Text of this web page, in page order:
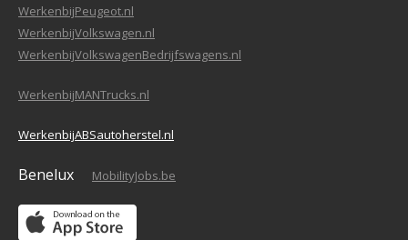
WerkenbijPeugeot.nl
WerkenbijVolkswagen.nl
WerkenbijVolkswagenBedrijfswagens.nl
WerkenbijMANTrucks.nl
WerkenbijABSautoherstel.nl
Benelux MobilityJobs.be